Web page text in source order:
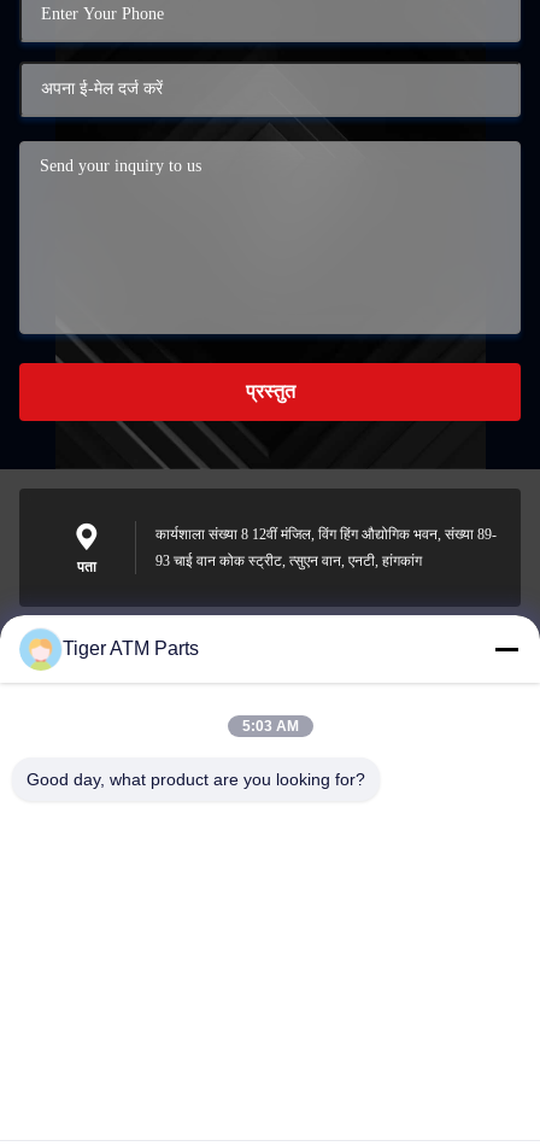
प्रस्तुत
पता
कार्यशाला संख्या 8 12वीं मंजिल, विंग हिंग औद्योगिक भवन, संख्या 89-
93 चाई वान कोक स्ट्रीट, त्सुएन वान, एनटी, हांगकांग
sales@atmpart.com.cn
Tiger ATM Parts
5:03 AM
Good day, what product are you looking for?